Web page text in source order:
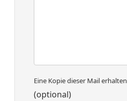
Eine Kopie dieser Mail erhalten
(optional)